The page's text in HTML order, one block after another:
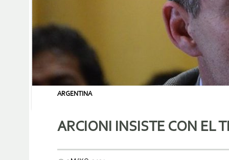
ARGENTINA
ARCIONI INSISTE CON EL